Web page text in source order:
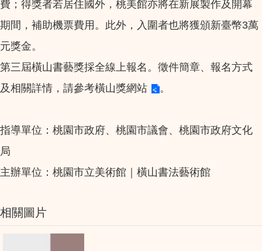
費；得獎者若居住國外，桃美館亦將在新展製作及開幕
期間，補助機票費用。此外，入圍者也將獲頒新臺幣3萬
元獎金。
第三屆橫山書藝獎採全線上報名。徵件簡章、報名方式
及相關詳情，請參考橫山獎網站 。
指導單位：桃園市政府、桃園市議會、桃園市政府文化
局
主辦單位：桃園市立美術館｜橫山書法藝術館
相關圖片